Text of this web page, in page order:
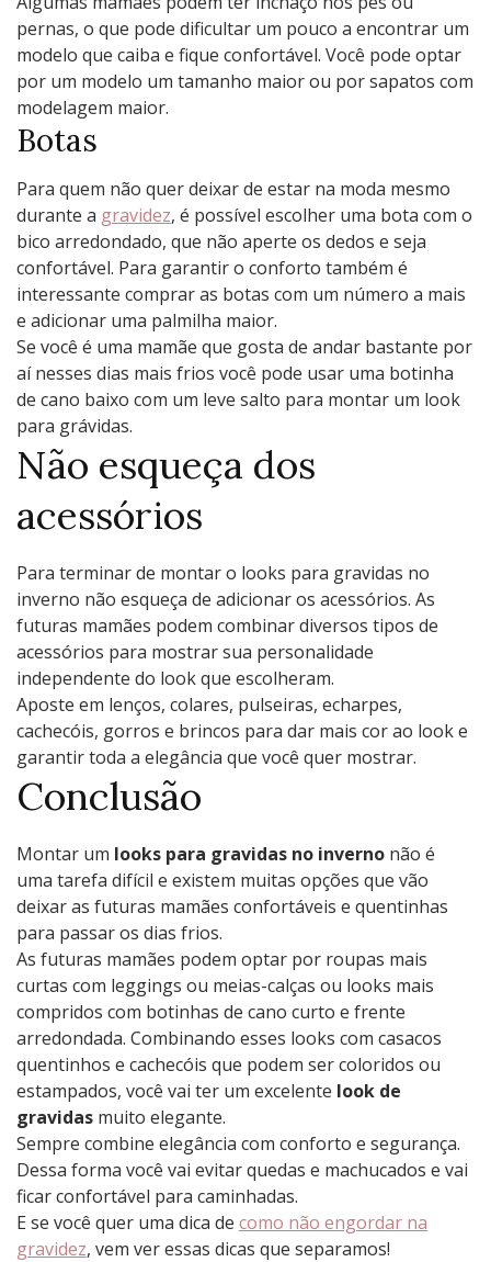
pernas, o que pode dificultar um pouco a encontrar um
modelo que caiba e fique confortável. Você pode optar
por um modelo um tamanho maior ou por sapatos com
modelagem maior.
Botas
Para quem não quer deixar de estar na moda mesmo
durante a gravidez, é possível escolher uma bota com o
bico arredondado, que não aperte os dedos e seja
confortável. Para garantir o conforto também é
interessante comprar as botas com um número a mais
e adicionar uma palmilha maior.
Se você é uma mamãe que gosta de andar bastante por
aí nesses dias mais frios você pode usar uma botinha
de cano baixo com um leve salto para montar um look
para grávidas.
Não esqueça dos
acessórios
Para terminar de montar o looks para gravidas no
inverno não esqueça de adicionar os acessórios. As
futuras mamães podem combinar diversos tipos de
acessórios para mostrar sua personalidade
independente do look que escolheram.
Aposte em lenços, colares, pulseiras, echarpes,
cachecóis, gorros e brincos para dar mais cor ao look e
garantir toda a elegância que você quer mostrar.
Conclusão
Montar um looks para gravidas no inverno não é
uma tarefa difícil e existem muitas opções que vão
deixar as futuras mamães confortáveis e quentinhas
para passar os dias frios.
As futuras mamães podem optar por roupas mais
curtas com leggings ou meias-calças ou looks mais
compridos com botinhas de cano curto e frente
arredondada. Combinando esses looks com casacos
quentinhos e cachecóis que podem ser coloridos ou
estampados, você vai ter um excelente look de
gravidas muito elegante.
Sempre combine elegância com conforto e segurança.
Dessa forma você vai evitar quedas e machucados e vai
ficar confortável para caminhadas.
E se você quer uma dica de como não engordar na
gravidez, vem ver essas dicas que separamos!